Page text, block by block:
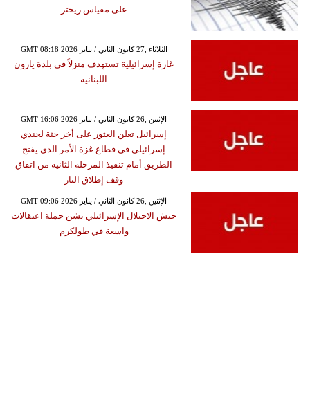
على مقياس ريختر
GMT 08:18 2026 الثلاثاء ,27 كانون الثاني / يناير
غارة إسرائيلية تستهدف منزلاً في بلدة يارون
اللبنانية
GMT 16:06 2026 الإثنين ,26 كانون الثاني / يناير
إسرائيل تعلن العثور على أخر جثة لجندي
إسرائيلي في قطاع غزة الأمر الذي يفتح
الطريق أمام تنفيذ المرحلة الثانية من اتفاق
وقف إطلاق النار
GMT 09:06 2026 الإثنين ,26 كانون الثاني / يناير
جيش الاحتلال الإسرائيلي يشن حملة اعتقالات
واسعة في طولكرم